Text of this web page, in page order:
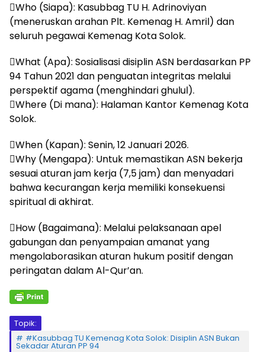
Who (Siapa): Kasubbag TU H. Adrinoviyan
(meneruskan arahan Plt. Kemenag H. Amril) dan
seluruh pegawai Kemenag Kota Solok.
What (Apa): Sosialisasi disiplin ASN berdasarkan PP
94 Tahun 2021 dan penguatan integritas melalui
perspektif agama (menghindari ghulul).
Where (Di mana): Halaman Kantor Kemenag Kota
Solok.
When (Kapan): Senin, 12 Januari 2026.
Why (Mengapa): Untuk memastikan ASN bekerja
sesuai aturan jam kerja (7,5 jam) dan menyadari
bahwa kecurangan kerja memiliki konsekuensi
spiritual di akhirat.
How (Bagaimana): Melalui pelaksanaan apel
gabungan dan penyampaian amanat yang
mengolaborasikan aturan hukum positif dengan
peringatan dalam Al-Qur’an.
Topik:
#Kasubbag TU Kemenag Kota Solok: Disiplin ASN Bukan
Sekadar Aturan PP 94